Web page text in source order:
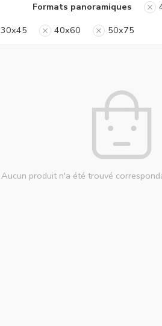
Formats panoramiques
30x45 40x60 50x75
Aucun produit n'a été trouvé